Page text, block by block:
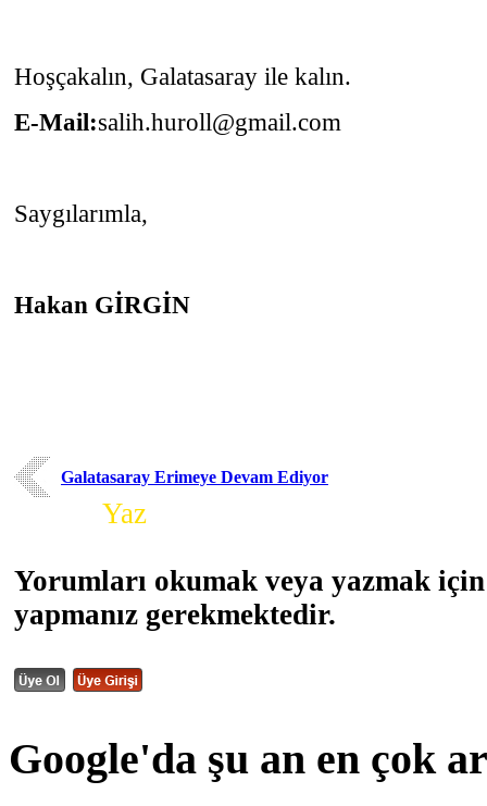
Hoşçakalın, Galatasaray ile kalın.
E-Mail:salih.huroll@gmail.com
Saygılarımla,
Hakan GİRGİN
Galatasaray Erimeye Devam Ediyor
Yaz
Yorumları okumak veya yazmak
yapmanız gerekmektedir.
Google'da şu an en çok